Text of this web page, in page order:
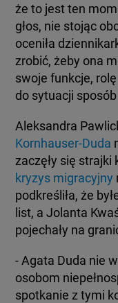
że to jest ten
głos, nie stojąc
oceniła
zrobić, żeby ona
swoje funkcje,
do sytuacji sposób
Aleksandra
Kornhauser-Duda
zaczęły się strajki
kryzys migracyjny
podkreśliła, że
list, a Jolanta
pojechały na
- Agata Duda nie
osobom
spotkanie z tymi